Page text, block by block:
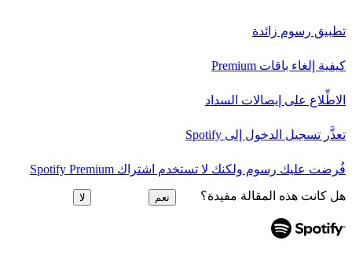
تطبيق رسوم زائدة
كيفية إلغاء باقات Premium
الاطِّلاع على إيصالات السداد
تعذَّر تسجيل الدخول إلى Spotify
فُرضت عليك رسوم ولكنك لا تستخدم اشتراك Spotify Premium
هل كانت هذه المقالة مفيدة؟ نعم لا